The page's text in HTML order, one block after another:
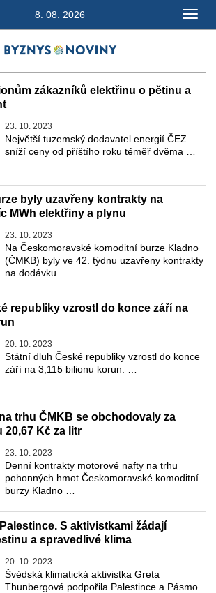
8. 08. 2026
zákazníků elektřinu o pětinu a
23. 10. 2023
Největší tuzemský dodavatel energií ČEZ
sníží ceny od příštího roku téměř dvěma …
byly uzavřeny kontrakty na
MWh elektřiny a plynu
23. 10. 2023
Na Českomoravské komoditní burze Kladno
(ČMKB) byly ve 42. týdnu uzavřeny kontrakty
na dodávku …
republiky vzrostl do konce září na
20. 10. 2023
Státní dluh České republiky vzrostl do konce
září na 3,115 bilionu korun. …
trhu ČMKB se obchodovaly za
20,67 Kč za litr
23. 10. 2023
Denní kontrakty motorové nafty na trhu
pohonných hmot Českomoravské komoditní
burzy Kladno …
S aktivistkami žádají
a spravedlivé klima
20. 10. 2023
Švédská klimatická aktivistka Greta
Thunbergová podpořila Palestince a Pásmo